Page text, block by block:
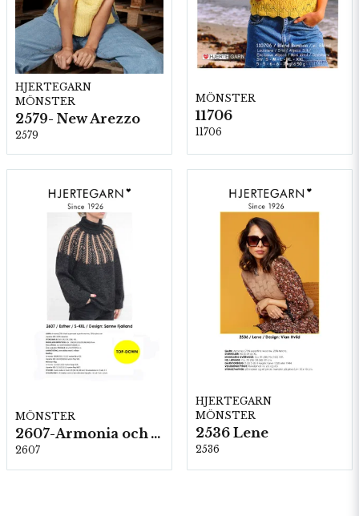
HJERTEGARN
MÖNSTER
2579- New Arezzo
2579
MÖNSTER
11706
11706
MÖNSTER
2607-Armonia och Alpaca 400
2607
HJERTEGARN
MÖNSTER
2536 Lene
2536